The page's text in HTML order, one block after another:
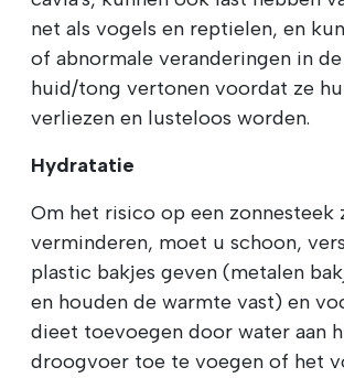
net als vogels en reptielen, en
of abnormale veranderingen in
huid/tong vertonen voordat ze
verliezen en lusteloos worden.
Hydratatie
Om het risico op een zonnesteek
verminderen, moet u schoon,
plastic bakjes geven (metalen
en houden de warmte vast) en
dieet toevoegen door water aan
droogvoer toe te voegen of het